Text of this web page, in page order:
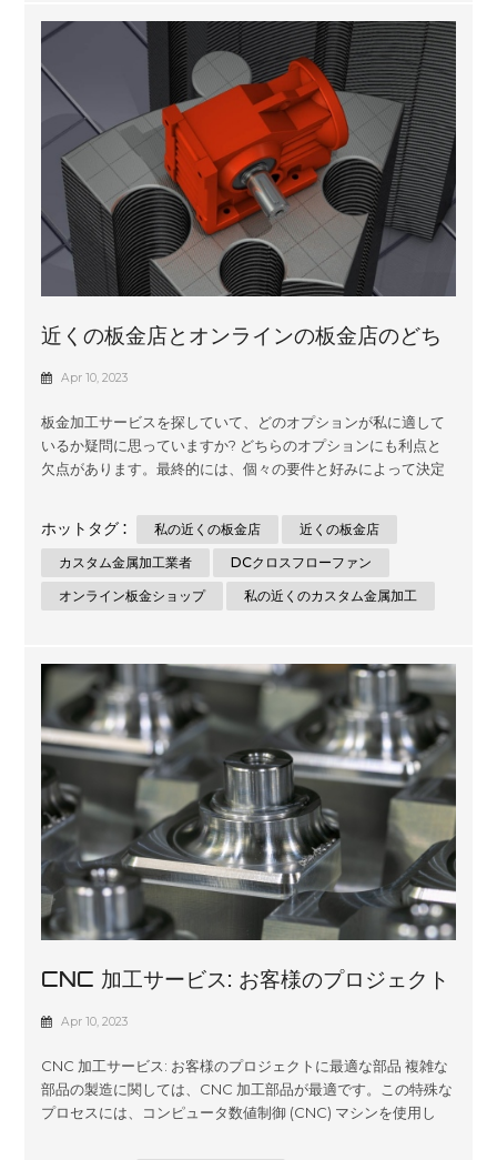
験豊富な専門家に独自のアプローチを要求します。そしてアル
ミ。 精密板金製造の重要性 製造業者は、今日の競争の激しいビ
ジネスの世界で製品とプロセスを強化する...
近くの板金店とオンラインの板金店のどち
らを選ぶべきか
Apr 10, 2023
板金加工サービスを探していて、どのオプションが私に適して
いるか疑問に思っていますか? どちらのオプションにも利点と
欠点があります。最終的には、個々の要件と好みによって決定
価格設定、リード タイム、品質保証、カスタマー サービスな
ど、決定を下す際に考慮すべき重要な要素についても説明しま
す。 地元の板金屋を選ぶメリットとデメリット 確立された板金
ショップを選択することには、利点と欠点があります。 地元の
以前の仕事の例を見たりすることもできます。関係するすべて
の関係者の間で緊密なコミュニケーションとコラボレーション
が必要な複雑なまたはカスタムの仕事がある場合は特に便利で...
ホットタグ : 私の近くの板金店
近くの板金店
カスタム金属加工業者
DCクロスフローファン
オンライン板金ショップ
私の近くのカスタム金属加工
CNC 加工サービス: お客様のプロジェクト
に最適な部品
Apr 10, 2023
CNC 加工サービス: お客様のプロジェクトに最適な部品 複雑な
部品の製造に関しては、CNC 加工部品が最適です。この特殊な
プロセスには、コンピュータ数値制御 (CNC) マシンを使用し